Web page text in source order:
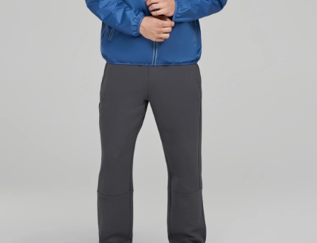
Новосибирская область (3)
Республика Башкортостан (3)
Республика Татарстан (2)
Санкт-Петербург и ЛО (3)
Свердловская область (5)
Ставропольский край (5)